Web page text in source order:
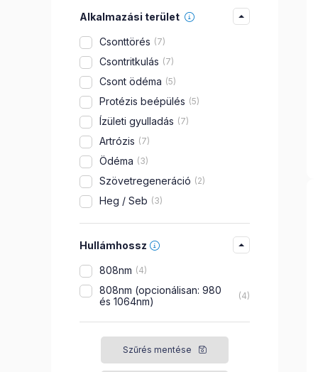
Alkalmazási terület
Csonttörés 7
Csontritkulás 7
Csont ödéma 5
Protézis beépülés 5
Ízületi gyulladás 7
Artrózis 7
Ödéma 3
Szövetregeneráció 2
Heg / Seb 3
Hullámhossz
808nm 4
808nm (opcionálisan: 980
és 1064nm)
4
Szűrés mentése